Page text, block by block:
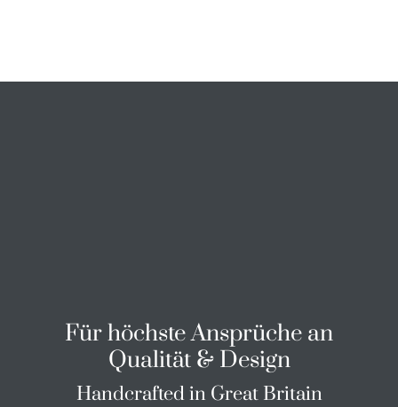
Für höchste Ansprüche an
Qualität & Design
Handcrafted in Great Britain